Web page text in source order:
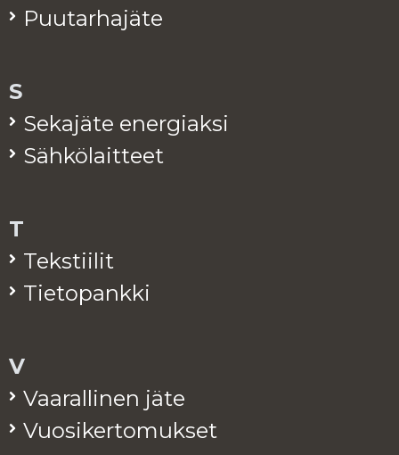
Puu­tar­ha­jä­te
S
Se­ka­jä­te ener­giak­si
Säh­kö­lait­teet
T
Teks­tii­lit
Tie­to­pank­ki
V
Vaa­ral­li­nen jäte
Vuo­si­ker­to­muk­set